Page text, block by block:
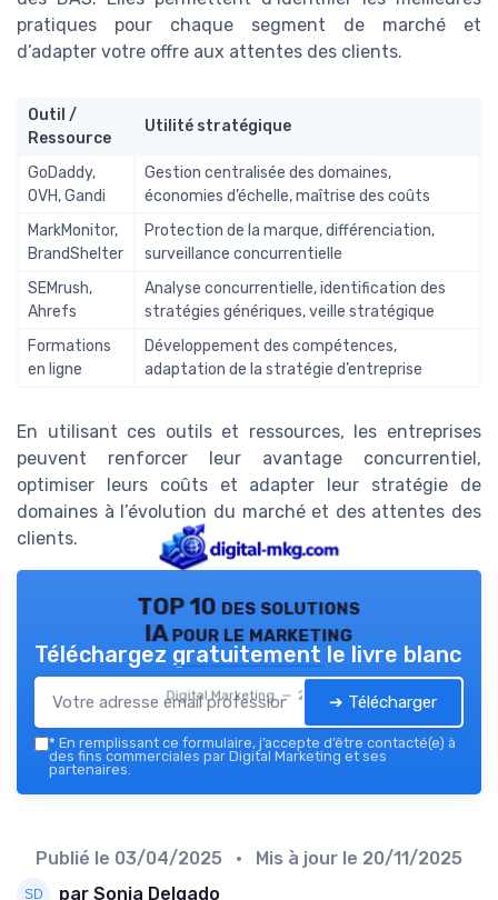
pratiques pour chaque segment de marché et
d’adapter votre offre aux attentes des clients.
Outil /
Ressource
Utilité stratégique
GoDaddy,
OVH, Gandi
Gestion centralisée des domaines,
économies d’échelle, maîtrise des coûts
MarkMonitor,
BrandShelter
Protection de la marque, différenciation,
surveillance concurrentielle
SEMrush,
Ahrefs
Analyse concurrentielle, identification des
stratégies génériques, veille stratégique
Formations
en ligne
Développement des compétences,
adaptation de la stratégie d’entreprise
En utilisant ces outils et ressources, les entreprises
peuvent renforcer leur avantage concurrentiel,
optimiser leurs coûts et adapter leur stratégie de
domaines à l’évolution du marché et des attentes des
clients.
TOP 10 des solutions
IA pour le marketing
Digital Marketing — 2026
Téléchargez gratuitement le livre blanc
➔ Télécharger
* En remplissant ce formulaire, j’accepte d’être contacté(e) à
des fins commerciales par Digital Marketing et ses
partenaires.
Publié le 03/04/2025 • Mis à jour le 20/11/2025
par Sonia Delgado